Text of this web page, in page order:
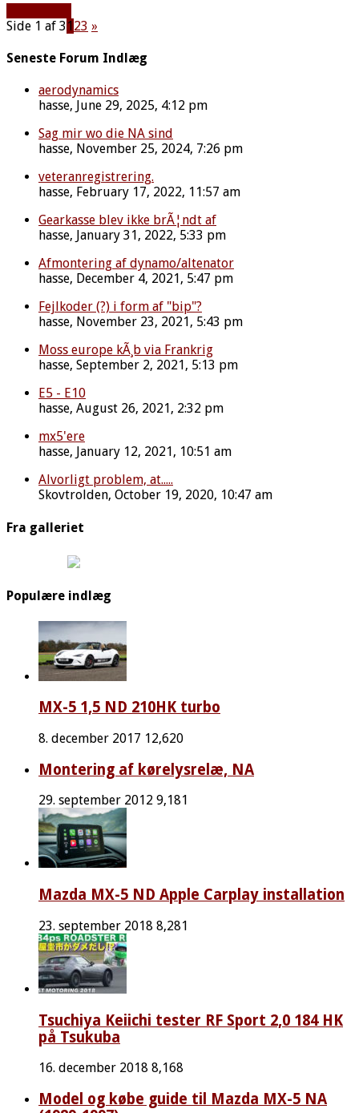
Side 1 af 31 23 »
Seneste Forum Indlæg
aerodynamics
hasse, June 29, 2025, 4:12 pm
Sag mir wo die NA sind
hasse, November 25, 2024, 7:26 pm
veteranregistrering.
hasse, February 17, 2022, 11:57 am
Gearkasse blev ikke brÃ¦ndt af
hasse, January 31, 2022, 5:33 pm
Afmontering af dynamo/altenator
hasse, December 4, 2021, 5:47 pm
Fejlkoder (?) i form af "bip"?
hasse, November 23, 2021, 5:43 pm
Moss europe kÃ¸b via Frankrig
hasse, September 2, 2021, 5:13 pm
E5 - E10
hasse, August 26, 2021, 2:32 pm
mx5'ere
hasse, January 12, 2021, 10:51 am
Alvorligt problem, at.....
Skovtrolden, October 19, 2020, 10:47 am
Fra galleriet
Populære indlæg
MX-5 1,5 ND 210HK turbo
8. december 2017 12,620
Montering af kørelysrelæ, NA
29. september 2012 9,181
Mazda MX-5 ND Apple Carplay installation
23. september 2018 8,281
Tsuchiya Keiichi tester RF Sport 2,0 184 HK
på Tsukuba
16. december 2018 8,168
Model og købe guide til Mazda MX-5 NA